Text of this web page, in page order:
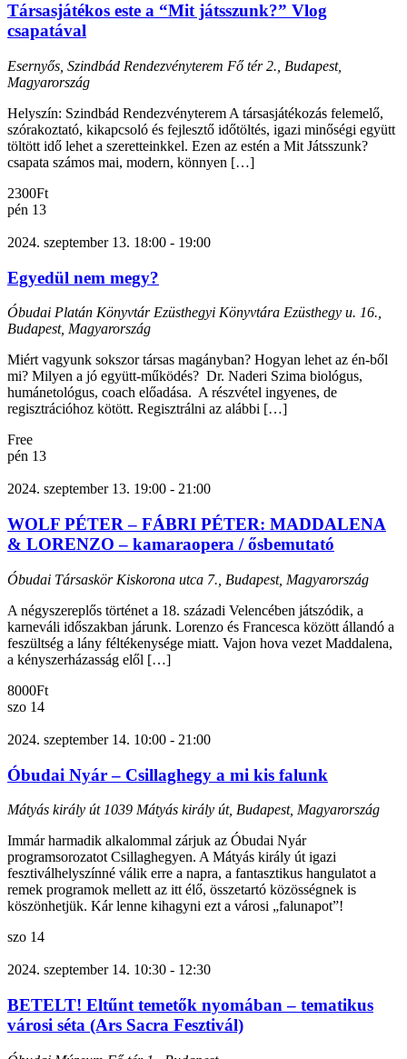
Társasjátékos este a “Mit játsszunk?” Vlog
csapatával
Esernyős, Szindbád Rendezvényterem Fő tér 2., Budapest,
Magyarország
Helyszín: Szindbád Rendezvényterem A társasjátékozás felemelő,
szórakoztató, kikapcsoló és fejlesztő időtöltés, igazi minőségi együtt
töltött idő lehet a szeretteinkkel. Ezen az estén a Mit Játsszunk?
csapata számos mai, modern, könnyen […]
2300Ft
pén 13
2024. szeptember 13. 18:00 - 19:00
Egyedül nem megy?
Óbudai Platán Könyvtár Ezüsthegyi Könyvtára Ezüsthegy u. 16.,
Budapest, Magyarország
Miért vagyunk sokszor társas magányban? Hogyan lehet az én-ből
mi? Milyen a jó együtt-működés? Dr. Naderi Szima biológus,
humánetológus, coach előadása. A részvétel ingyenes, de
regisztrációhoz kötött. Regisztrálni az alábbi […]
Free
pén 13
2024. szeptember 13. 19:00 - 21:00
WOLF PÉTER – FÁBRI PÉTER: MADDALENA
& LORENZO – kamaraopera / ősbemutató
Óbudai Társaskör Kiskorona utca 7., Budapest, Magyarország
A négyszereplős történet a 18. századi Velencében játszódik, a
karneváli időszakban járunk. Lorenzo és Francesca között állandó a
feszültség a lány féltékenysége miatt. Vajon hova vezet Maddalena,
a kényszerházasság elől […]
8000Ft
szo 14
2024. szeptember 14. 10:00 - 21:00
Óbudai Nyár – Csillaghegy a mi kis falunk
Mátyás király út 1039 Mátyás király út, Budapest, Magyarország
Immár harmadik alkalommal zárjuk az Óbudai Nyár
programsorozatot Csillaghegyen. A Mátyás király út igazi
fesztiválhelyszínné válik erre a napra, a fantasztikus hangulatot a
remek programok mellett az itt élő, összetartó közösségnek is
köszönhetjük. Kár lenne kihagyni ezt a városi „falunapot”!
szo 14
2024. szeptember 14. 10:30 - 12:30
BETELT! Eltűnt temetők nyomában – tematikus
városi séta (Ars Sacra Fesztivál)